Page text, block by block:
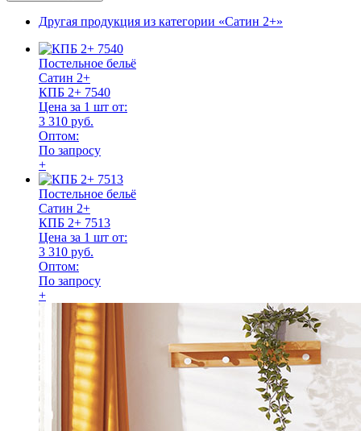
Другая продукция из категории «Сатин 2+»
Постельное бельё
Сатин 2+
КПБ 2+ 7540
Цена за 1 шт от:
3 310 руб.
Оптом:
По запросу
+
Постельное бельё
Сатин 2+
КПБ 2+ 7513
Цена за 1 шт от:
3 310 руб.
Оптом:
По запросу
+